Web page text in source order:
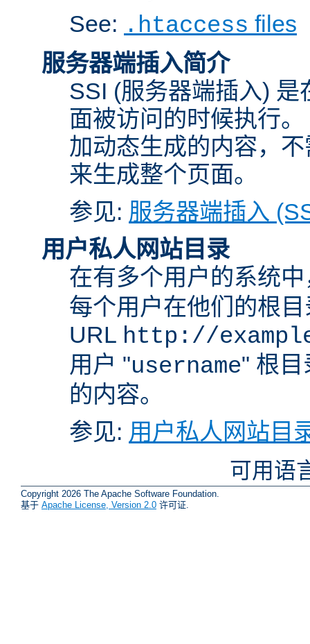
See: .htaccess files
服务器端插入简介
SSI (服务器端插入)
面被访问的时候执行
加动态生成的内容，
来生成整个页面。
参见: 服务器端插入
用户私人网站目录
在有多个用户的系统
每个用户在他们的根
URL http://
用户 "username" 根
的内容。
参见: 用户私人网站目
可用语
Copyright 2026 The Apache Software Foundation.
基于 Apache License, Version 2.0 许可证.